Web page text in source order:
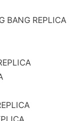
BANG REPLICA